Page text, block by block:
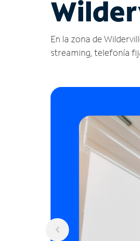
En la zona de
streaming, telefonía